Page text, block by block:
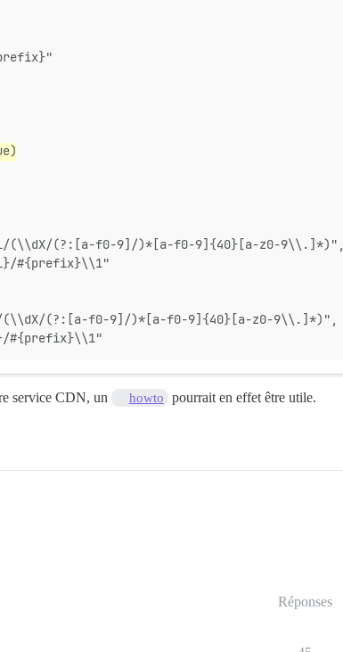
(?:[a-f0-9]/)*[a-f0-9]{40}[a-z0-9\\.]*)",
#{prefix}\\1"
(?:[a-f0-9]/)*[a-f0-9]{40}[a-z0-9\\.]*)",
#{prefix}\\1"
service CDN, un howto pourrait en effet être utile.
Réponses